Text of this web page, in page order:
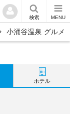
検索 MENU
小涌谷温泉 グルメ
ホテル